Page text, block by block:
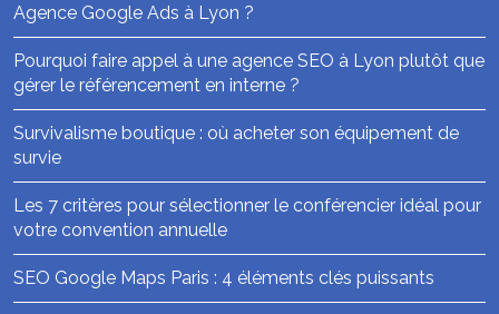
Agence Google Ads à Lyon ?
Pourquoi faire appel à une agence SEO à Lyon plutôt que
gérer le référencement en interne ?
Survivalisme boutique : où acheter son équipement de
survie
Les 7 critères pour sélectionner le conférencier idéal pour
votre convention annuelle
SEO Google Maps Paris : 4 éléments clés puissants